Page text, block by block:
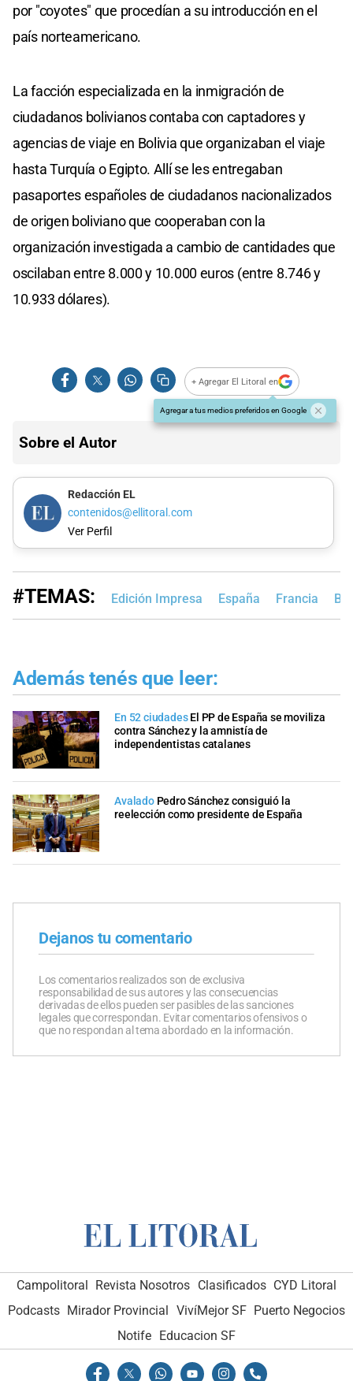
por "coyotes" que procedían a su introducción en el
país norteamericano.
La facción especializada en la inmigración de
ciudadanos bolivianos contaba con captadores y
agencias de viaje en Bolivia que organizaban el viaje
hasta Turquía o Egipto. Allí se les entregaban
pasaportes españoles de ciudadanos nacionalizados
de origen boliviano que cooperaban con la
organización investigada a cambio de cantidades que
oscilaban entre 8.000 y 10.000 euros (entre 8.746 y
10.933 dólares).
+ Agregar El Litoral en
Agregar a tus medios preferidos en Google
Sobre el Autor
Redacción EL
contenidos@ellitoral.com
Ver Perfil
#TEMAS: Edición Impresa España Francia
Además tenés que leer:
En 52 ciudades El PP de España se moviliza
contra Sánchez y la amnistía de
independentistas catalanes
Avalado Pedro Sánchez consiguió la
reelección como presidente de España
Dejanos tu comentario
Los comentarios realizados son de exclusiva
responsabilidad de sus autores y las consecuencias
derivadas de ellos pueden ser pasibles de las sanciones
legales que correspondan. Evitar comentarios ofensivos o
que no respondan al tema abordado en la información.
Campolitoral Revista Nosotros Clasificados CYD Litoral
Podcasts Mirador Provincial VivíMejor SF Puerto Negocios
Notife Educacion SF